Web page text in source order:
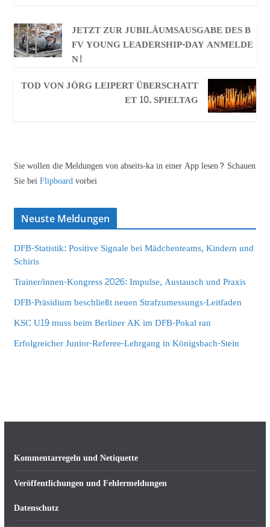
JETZT ZUR JUBILÄUMSAUSGABE DES B
FV YOUNG LEADERSHIP-DAY ANMELDE
N!
TOD VON JÖRG LEIPERT ÜBERSCHATT
ET 10. SPIELTAG
Sie wollen die Meldungen von abseits-ka in einer App lesen? Schauen
Sie beiFlipboardvorbei
Neuste Meldungen
DFB-Statistik: Positive Signale bei Mädchenteams, Kindern und
Schiris
Trainer/innen-Kongress 2026: Impulse, Austausch und Praxis
DFB-Präsidium beschließt neuen Strafzumessungs-Leitfaden
KSC U19 muss beim Berliner AK im DFB-Pokal ran
Erfolgreicher Junior-Referee-Lehrgang in Königsbach-Stein
Kommentarregeln und Netiquette
Veröffentlichungen und Fehlermeldungen
Datenschutz